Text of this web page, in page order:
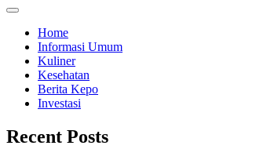
Home
Informasi Umum
Kuliner
Kesehatan
Berita Kepo
Investasi
Recent Posts